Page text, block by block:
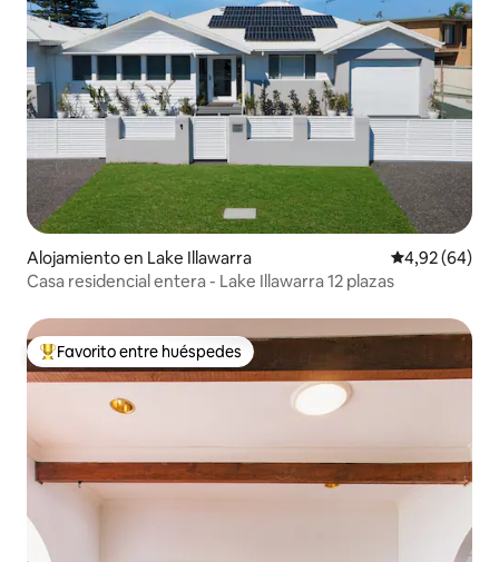
Alojamiento en Lake Illawarra Calificación
4,92 (64)
Casa residencial entera - Lake Illawarra 12 plazas
Favorito entre los huéspedes más destacados
Favorito entre huéspedes